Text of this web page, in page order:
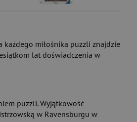
miłośnika puzzli znajdzie
lat doświadczenia w
puzzli. Wyjątkowość
w Ravensburgu w